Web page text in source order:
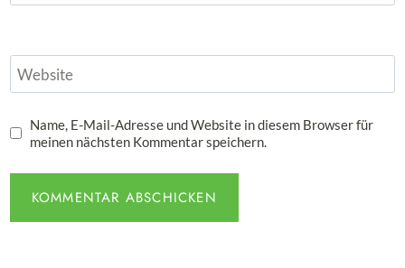
Website
Name, E-Mail-Adresse und Website in diesem Browser für
meinen nächsten Kommentar speichern.